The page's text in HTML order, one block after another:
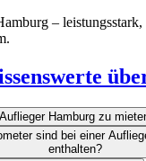
–
Hamburg zu
sind bei einer
enthalten?